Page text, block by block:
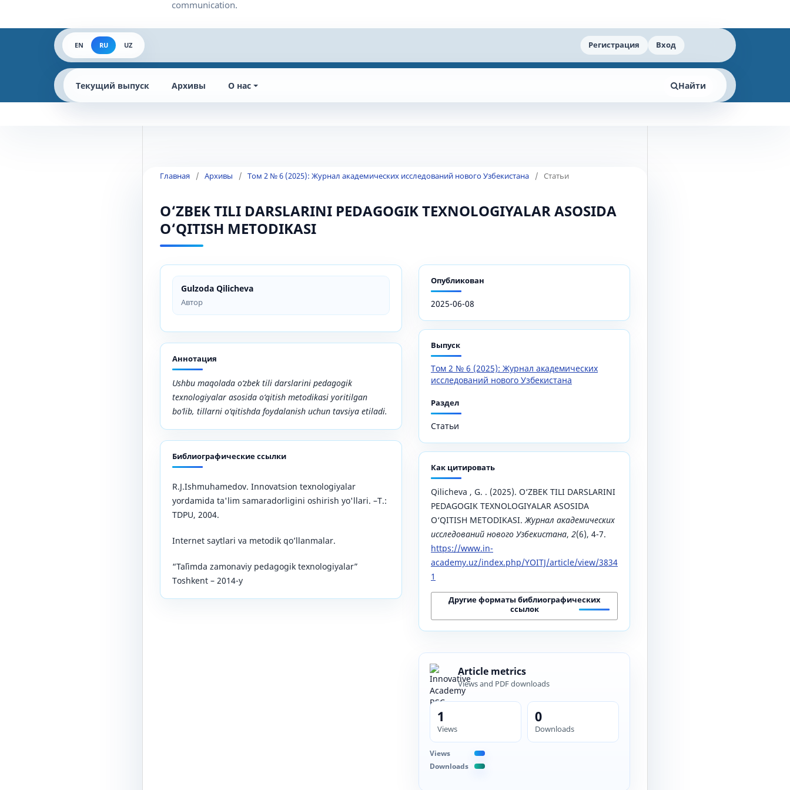
EN RU UZ Регистрация Вход
Текущий выпуск Архивы О нас Найти
Главная / Архивы / Том 2 № 6 (2025): Журнал академических исследований нового Узбекистана / Статьи
O‘ZBEK TILI DARSLARINI PEDAGOGIK TEXNOLOGIYALAR ASOSIDA
O‘QITISH METODIKASI
Gulzoda Qilicheva
Автор
Аннотация
Ushbu maqolada o‘zbek tili darslarini pedagogik
texnologiyalar asosida o‘qitish metodikasi yoritilgan
bo‘lib, tillarni o‘qitishda foydalanish uchun tavsiya etiladi.
Библиографические ссылки
R.J.Ishmuhamedov. Innovatsion texnologiyalar
yordamida ta'lim samaradorligini oshirish yo'llari. –T.:
TDPU, 2004.
Internet saytlari va metodik qo’llanmalar.
“Ta`limda zamonaviy pedagogik texnologiyalar”
Toshkent – 2014-y
Опубликован
2025-06-08
Выпуск
Том 2 № 6 (2025): Журнал академических
исследований нового Узбекистана
Раздел
Статьи
Как цитировать
Qilicheva , G. . (2025). O‘ZBEK TILI DARSLARINI
PEDAGOGIK TEXNOLOGIYALAR ASOSIDA
O‘QITISH METODIKASI.Журнал академических
исследований нового Узбекистана, 2(6), 4-7.
https://www.in-
academy.uz/index.php/YOITJ/article/view/3834
1
Другие форматы библиографических
ссылок
Article metrics
Views and PDF downloads
1
Views
0
Downloads
Views
Downloads